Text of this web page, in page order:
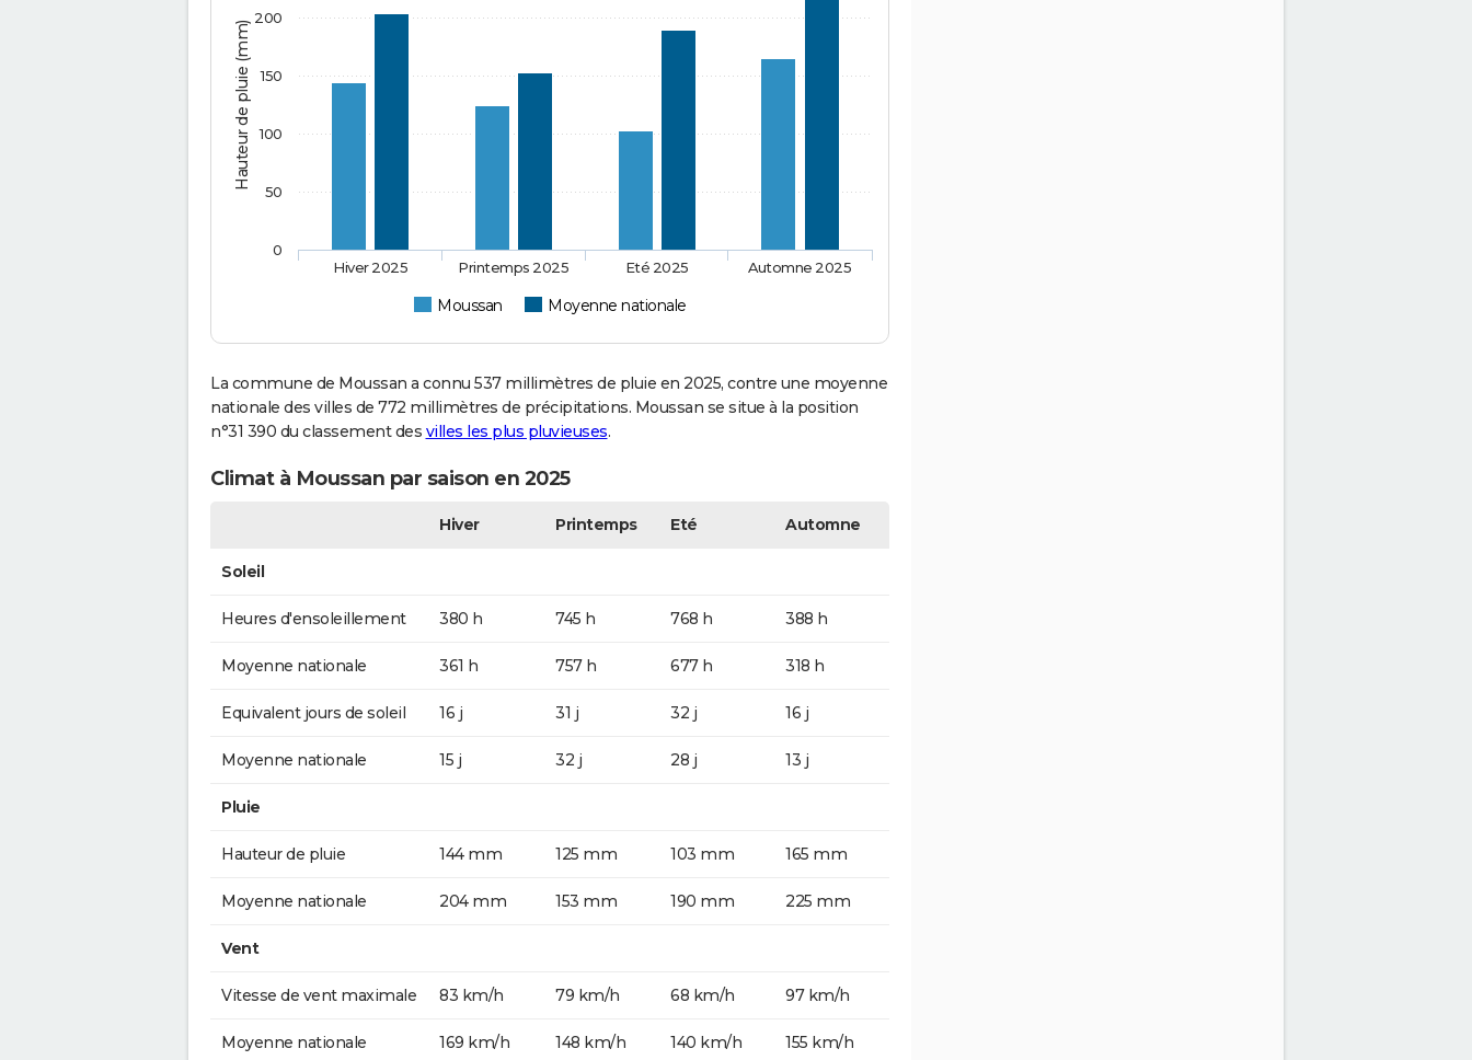
Hauteur de pluie (mm)
Moussan Moyenne nationale
Hiver 2025 Printemps 2025 Eté 2025 Automne 2025
0
50
100
150
200
La commune de Moussan a connu 537 millimètres de pluie en 2025, contre une moyenne
nationale des villes de 772 millimètres de précipitations. Moussan se situe à la position
n°31 390 du classement des villes les plus pluvieuses.
Climat à Moussan par saison en 2025
Hiver Printemps Eté Automne
Soleil
Heures d'ensoleillement 380 h 745 h 768 h 388 h
Moyenne nationale 361 h 757 h 677 h 318 h
Equivalent jours de soleil 16 j 31 j 32 j 16 j
Moyenne nationale 15 j 32 j 28 j 13 j
Pluie
Hauteur de pluie 144 mm 125 mm 103 mm 165 mm
Moyenne nationale 204 mm 153 mm 190 mm 225 mm
Vent
Vitesse de vent maximale 83 km/h 79 km/h 68 km/h 97 km/h
Moyenne nationale 169 km/h 148 km/h 140 km/h 155 km/h